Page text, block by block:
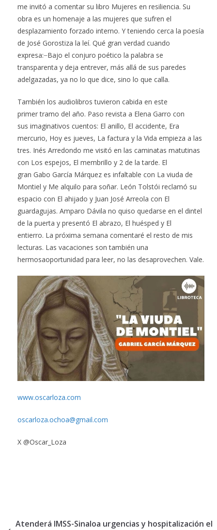
me invitó a comentar su libro Mujeres en resiliencia. Su
obra es un homenaje a las mujeres que sufren el
desplazamiento forzado interno. Y teniendo cerca la poesía
de José Gorostiza la leí. Qué gran verdad cuando
expresa: ̶ Bajo el conjuro poético la palabra se
transparenta y deja entrever, más allá de sus paredes
adelgazadas, ya no lo que dice, sino lo que calla.
También los audiolibros tuvieron cabida en este
primer tramo del año. Paso revista a Elena Garro con
sus imaginativos cuentos: El anillo, El accidente, Era
mercurio, Hoy es jueves, La factura y la Vida empieza a las
tres. Inés Arredondo me visitó en las caminatas matutinas
con Los espejos, El membrillo y 2 de la tarde. El
gran Gabo García Márquez es infaltable con La viuda de
Montiel y Me alquilo para soñar. León Tolstói reclamó su
espacio con El ahijado y Juan José Arreola con El
guardagujas. Amparo Dávila no quiso quedarse en el dintel
de la puerta y presentó El abrazo, El huésped y El
entierro. La próxima semana comentaré el resto de mis
lecturas. Las vacaciones son también una
hermosaoportunidad para leer, no las desaprovechen. Vale.
www.oscarloza.com
oscarloza.ochoa@gmail.com
X @Oscar_Loza
Atenderá IMSS-Sinaloa urgencias y hospitalización el